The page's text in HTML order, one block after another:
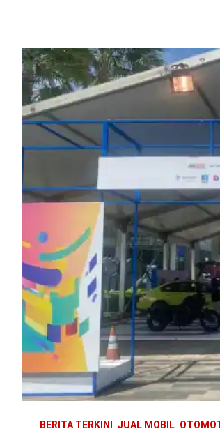
BERITA TERKINI JUAL MOBIL